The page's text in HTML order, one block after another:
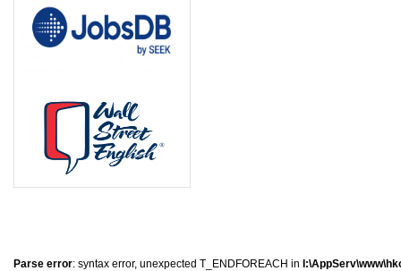
Parse error: syntax error, unexpected T_ENDFOREACH in